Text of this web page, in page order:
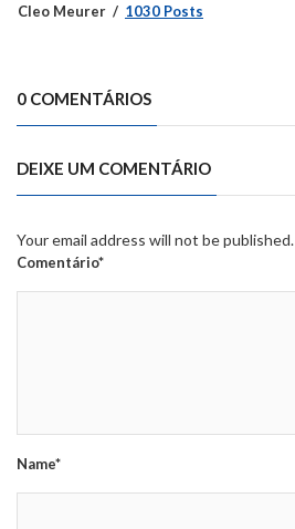
Cleo Meurer 1030 Posts
0 COMENTÁRIOS
DEIXE UM COMENTÁRIO
Your email address will not be published.
Comentário*
Name*